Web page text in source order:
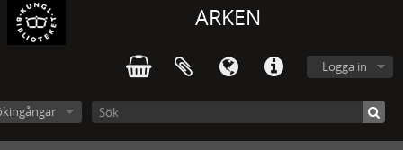
ARKEN
Logga in